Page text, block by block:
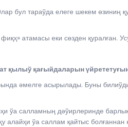
бул тараўда елеге шекем өзиниң
атамасы еки сөзден қуралған.
қылыў қағыйдаларын
әмелге асырылады. Буны
ўа салламның дәўирлеринде
ўа саллам қайтыс